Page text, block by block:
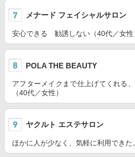
メナード フェイシャルサロン
安心できる 勧誘しない（40代／女性
POLA THE BEAUTY
アフターメイクまで仕上げてくれる
（40代／女性）
ヤクルト エステサロン
ほかに人が少なく、気軽に利用できた